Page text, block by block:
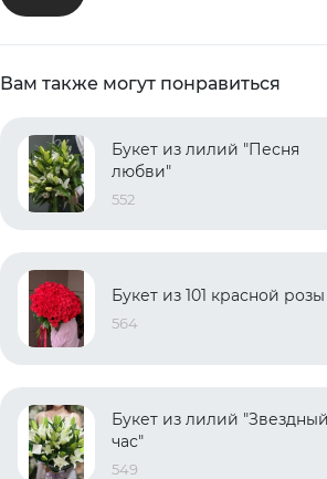
Вам также могут понравиться
Букет из лилий "Песня
любви"
552
Букет из 101 красной розы
564
Букет из лилий "Звездный
час"
549